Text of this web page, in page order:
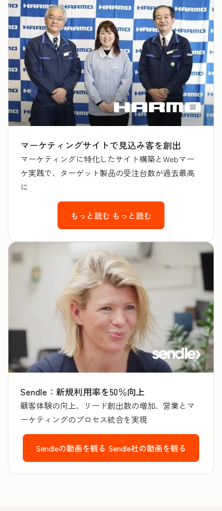
マーケティングサイトで見込み客を創出
マーケティングに特化したサイト構築とWebマー
ケ実践で、ターゲット製品の受注台数が過去最高
に
もっと読む もっと読む
Sendle：新規利用率を50％向上
顧客体験の向上、リード創出数の増加、営業とマ
ーケティングのプロセス統合を実現
Sendleの動画を観る Sendle社の動画を観る